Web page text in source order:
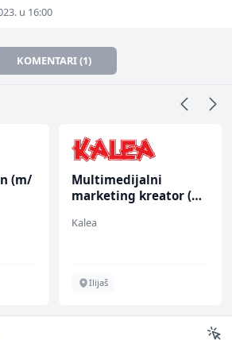
u 16:00
KOMENTARI (1)
(m/
Multimedijalni
marketing kreator (m/
Kalea
Ilijaš